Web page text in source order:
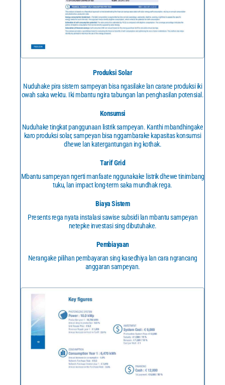
Produksi Solar
Nuduhake pira sistem sampeyan bisa ngasilake lan carane produksi iki
owah saka wektu. Iki mbantu ngira tabungan lan penghasilan potensial.
Konsumsi
Nuduhake tingkat panggunaan listrik sampeyan. Kanthi mbandhingake
karo produksi solar, sampeyan bisa nggambarake kapasitas konsumsi
dhewe lan katergantungan ing kothak.
Tarif Grid
Mbantu sampeyan ngerti manfaate nggunakake listrik dhewe tinimbang
tuku, lan impact long-term saka mundhak rega.
Biaya Sistem
Presents rega nyata instalasi sawise subsidi lan mbantu sampeyan
netepke investasi sing dibutuhake.
Pembiayaan
Nerangake pilihan pembayaran sing kasedhiya lan cara ngrancang
anggaran sampeyan.